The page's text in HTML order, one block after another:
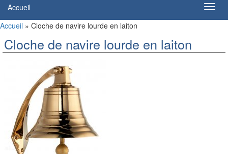
Accueil
Accueil » Cloche de navire lourde en laiton
Cloche de navire lourde en laiton